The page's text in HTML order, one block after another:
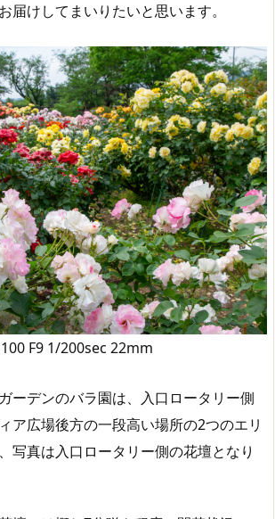
届けしてまいりたいと思います。
F9 1/200sec 22mm
ーデンのバラ園は、入口ロータリー側
ア広場後方の一段高い場所の2つのエリ
写真は入口ロータリー側の花壇となり